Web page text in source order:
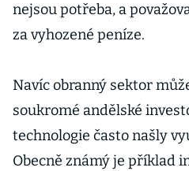
nejsou potřeba, a
za vyhozené peníze.
Navíc obranný sektor
soukromé andělské
technologie často našly
Obecně známý je příklad